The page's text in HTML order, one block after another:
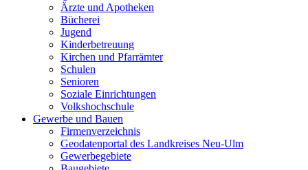
Ärzte und Apotheken
Bücherei
Jugend
Kinderbetreuung
Kirchen und Pfarrämter
Schulen
Senioren
Soziale Einrichtungen
Volkshochschule
Gewerbe und Bauen
Firmenverzeichnis
Geodatenportal des Landkreises Neu-Ulm
Gewerbegebiete